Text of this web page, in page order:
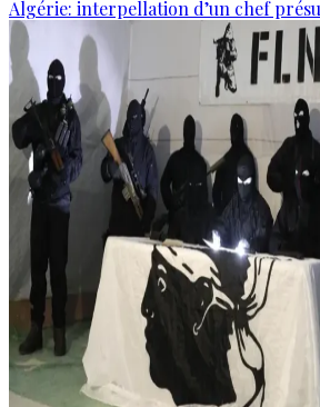
Algérie: interpellation d’un chef